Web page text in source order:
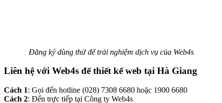
Đăng ký dùng thử để trải nghiệm dịch vụ của Web4s
Liên hệ với Web4s để thiết kế web tại Hà Giang
Cách 1: Gọi đến hotline (028) 7308 6680 hoặc 1900 6680
Cách 2: Đến trực tiếp tại Công ty Web4s